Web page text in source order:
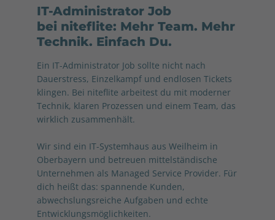
IT-Administrator Job
bei niteflite: Mehr Team. Mehr
Technik. Einfach Du.
Ein IT-Administrator Job sollte nicht nach
Dauerstress, Einzelkampf und endlosen Tickets
klingen. Bei niteflite arbeitest du mit moderner
Technik, klaren Prozessen und einem Team, das
wirklich zusammenhält.
Wir sind ein IT-Systemhaus aus Weilheim in
Oberbayern und betreuen mittelständische
Unternehmen als Managed Service Provider. Für
dich heißt das: spannende Kunden,
abwechslungsreiche Aufgaben und echte
Entwicklungsmöglichkeiten.